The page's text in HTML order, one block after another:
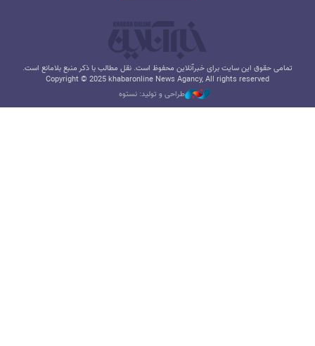
تمامی حقوق این سایت برای خبرآنلاین محفوظ است. نقل مطالب با ذکر منبع بلامانع است.
Copyright © 2025 khabaronline News Agancy, All rights reserved
طراحی و تولید: نستوه